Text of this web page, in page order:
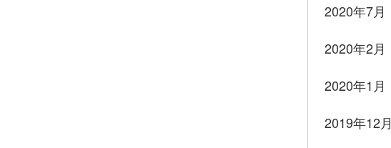
2020年7月
2020年2月
2020年1月
2019年12月